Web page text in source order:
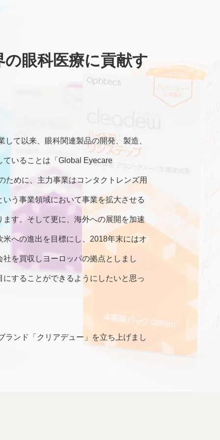
眼科医療に貢献す
て以来、眼科関連製品の開発、製造、
いることは「Global Eyecare
ために、主力事業はコンタクトレンズ用
う事業領域において事業を拡大させる
す。そして更に、海外への展開を加速
への進出を目標にし、2018年末にはオ
を買収しヨーロッパの拠点としまし
することができるようにしたいと思っ
ランド「クリアデュー」を立ち上げまし